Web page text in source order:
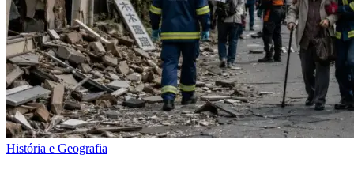
História e Geografia